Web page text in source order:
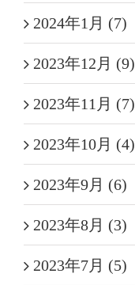
2024年1月 (7)
2023年12月 (9)
2023年11月 (7)
2023年10月 (4)
2023年9月 (6)
2023年8月 (3)
2023年7月 (5)